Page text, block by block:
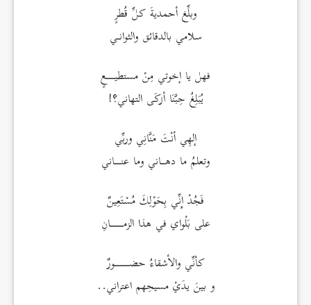
وبلِّغ أحمديةَ كلِّ قُطرٍ
سلامي بالدقائق والثوانـي
فهل يا إخوتي مِنْ مستطيــــعٍ
يُبَلِغُ حِبَّنَا أزكَى التهاني؟!
إلهِي أنْتَ مَنَّانِي وربِّي
وتعلمُ ما دهــاني وما عنـــاني
فَجُدْ إِنِّي بِحَوْلِكَ مُسْتَعِينٌ
على بَلْواي في هذا الزمــــــانِ
كأنِّي والأشقاءُ حضـــــــورٌ
و بينَ يدَيْ مسيحِهم اعتراني..